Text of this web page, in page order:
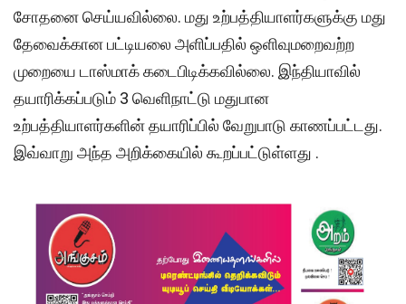
சோதனை செய்யவில்லை. மது உற்பத்தியாளர்களுக்கு மது
தேவைக்கான பட்டியலை அளிப்பதில் ஒளிவுமறைவற்ற
முறையை டாஸ்மாக் கடைபிடிக்கவில்லை. இந்தியாவில்
தயாரிக்கப்படும் 3 வெளிநாட்டு மதுபான
உற்பத்தியாளர்களின் தயாரிப்பில் வேறுபாடு காணப்பட்டது.
இவ்வாறு அந்த அறிக்கையில் கூறப்பட்டுள்ளது .